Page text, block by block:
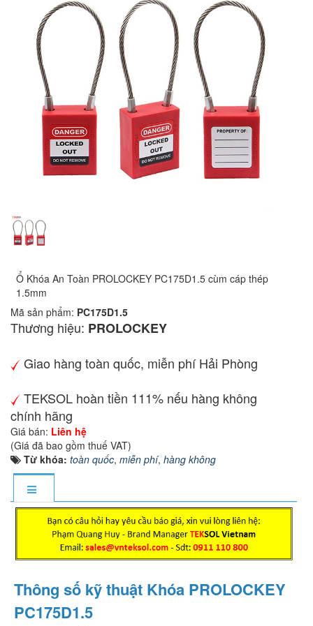
Ổ Khóa An Toàn PROLOCKEY PC175D1.5 cùm cáp thép
1.5mm
Mã sản phẩm: PC175D1.5
Thương hiệu: PROLOCKEY
Giao hàng toàn quốc, miễn phí Hải Phòng
TEKSOL hoàn tiền 111% nếu hàng không
chính hãng
Giá bán: Liên hệ
(Giá đã bao gồm thuế VAT)
Từ khóa: toàn quốc, miễn phí, hàng không
Thông số kỹ thuật Khóa PROLOCKEY
PC175D1.5